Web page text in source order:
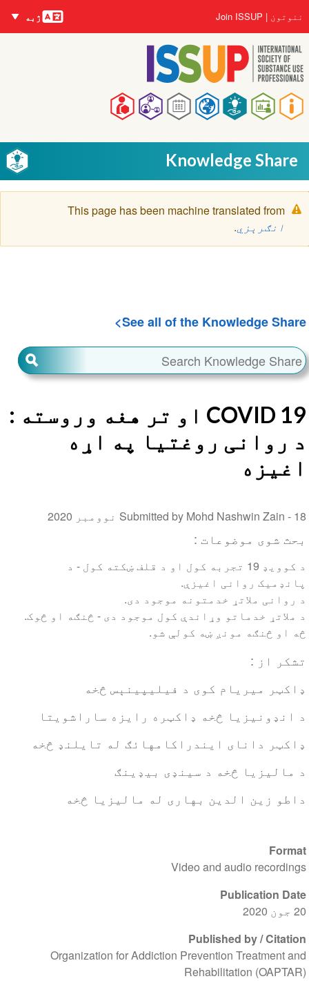
منځپانګه
دانګل
Main
navigation
User
account
menu
ننوتون Join ISSUP ژبه
Knowledge Share
خبرتيا
پیغام
This page has been machine translated from
انګرېزي.
See all of the Knowledge Share
Format
Video and audio recordings
Publication Date
20 جون 2020
Published by / Citation
Organization for Addiction Prevention Treatment and
Rehabilitation (OAPTAR)
COVID 19 او تر هغه وروسته :
د روانی روغتیا په اړه
اغیزه
Submitted by Mohd Nashwin Zain - 18 نوومبر 2020
بحث شوی موضوعات :
د کوویډ 19 تجربه کول او د قلف ښکته کول - د
پانډمیک روانی اغیزې.
د روانی ملاتړ خدمتونه موجود دی.
د ملاتړ خدماتو وړاندې کول موجود دی - څنګه او څوک.
څه او څنګه مونږ ښه کولې شو.
تشکر از :
ډاکټر میریام کوی د فیلیپینېس څخه
د انډونیزیا څخه ډاکټره رایزه ساراشویتا
ډاکټر دانای ایندراکامهائګ له تایلنډ څخه
د مالیزیا څخه د سینډی بیډینګ
داطو زین الدین بهاری له مالیزیا څخه